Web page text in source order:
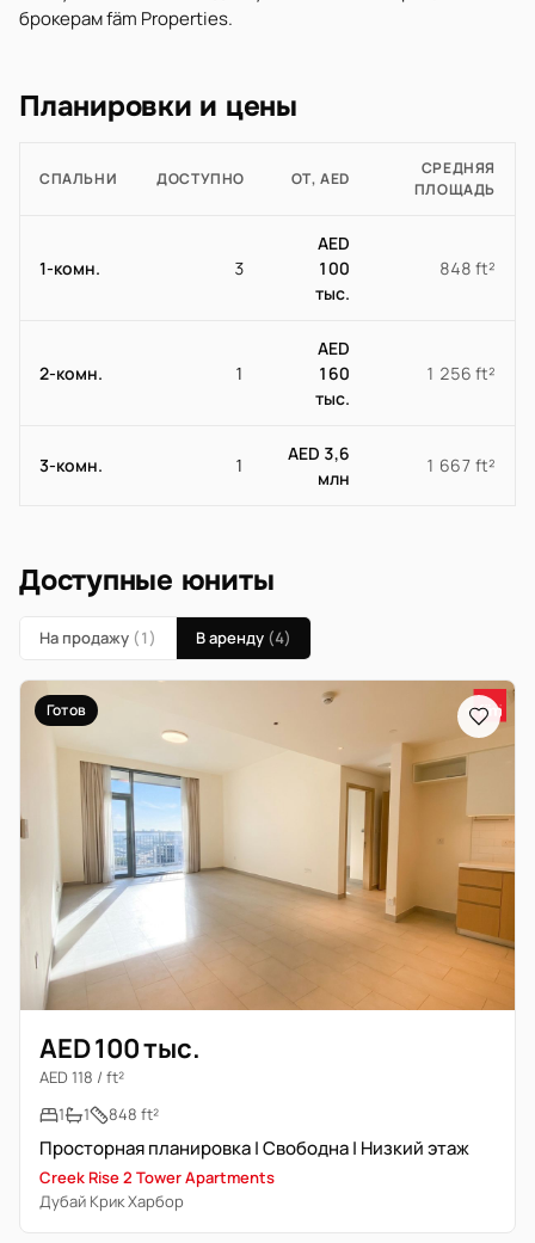
брокерам fäm Properties.
Планировки и цены
СПАЛЬНИ ДОСТУПНО ОТ, AED
СРЕДНЯЯ
ПЛОЩАДЬ
1-комн. 3
AED
100
тыс.
848 ft²
2-комн. 1
AED
160
тыс.
1 256 ft²
3-комн. 1
AED 3,6
млн
1 667 ft²
Доступные юниты
На продажу (1) В аренду (4)
Готов
AED 100 тыс.
AED 118 / ft²
1
1 848 ft²
Просторная планировка | Свободна | Низкий этаж
Creek Rise 2 Tower Apartments
Дубай Крик Харбор